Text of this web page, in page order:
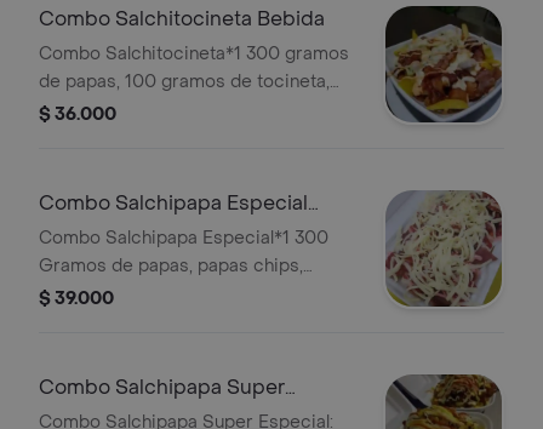
Combo Salchitocineta Bebida
Combo Salchitocineta*1 300 gramos
de papas, 100 gramos de tocineta,
salchicha, papas chips, huevo de
$ 36.000
Combo Salchipapa Especial
Bebida
Combo Salchipapa Especial*1 300
Gramos de papas, papas chips,
salchicha, jamón, tocineta, huevos de
coca cola
$ 39.000
Combo Salchipapa Super
Especial Bebida
Combo Salchipapa Super Especial: